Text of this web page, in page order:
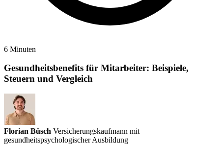
6 Minuten
Gesundheitsbenefits für Mitarbeiter: Beispiele,
Steuern und Vergleich
Florian Büsch Versicherungskaufmann mit
gesundheitspsychologischer Ausbildung